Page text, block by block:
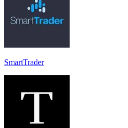
SmartTrader